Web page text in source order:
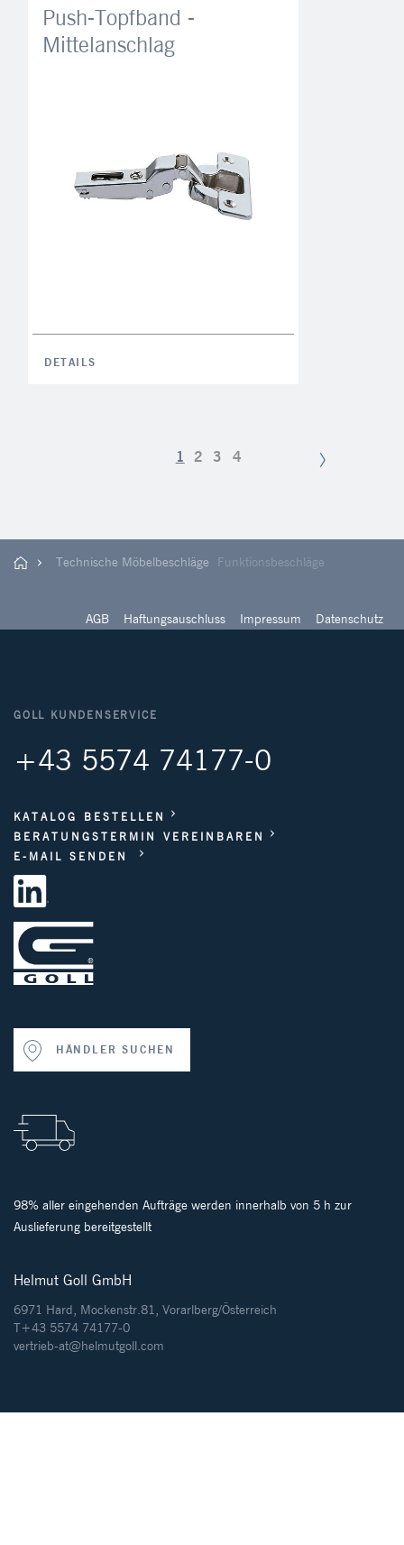
Push-Topfband -
Mittelanschlag
DETAILS
1 2 3 4
Technische Möbelbeschläge Funktionsbeschläge
AGB Haftungsauschluss Impressum Datenschutz
GOLL KUNDENSERVICE
+43 5574 74177-0
KATALOG BESTELLEN
BERATUNGSTERMIN VEREINBAREN
E-MAIL SENDEN
HÄNDLER SUCHEN
98% aller eingehenden Aufträge werden innerhalb von 5 h zur
Auslieferung bereitgestellt
Helmut Goll GmbH
6971 Hard, Mockenstr.81, Vorarlberg/Österreich
T+43 5574 74177-0
vertrieb-at@helmutgoll.com